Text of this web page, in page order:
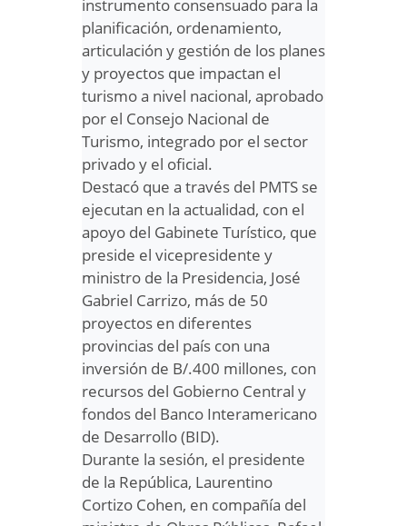
instrumento consensuado para la
planificación, ordenamiento,
articulación y gestión de los planes
y proyectos que impactan el
turismo a nivel nacional, aprobado
por el Consejo Nacional de
Turismo, integrado por el sector
privado y el oficial.
Destacó que a través del PMTS se
ejecutan en la actualidad, con el
apoyo del Gabinete Turístico, que
preside el vicepresidente y
ministro de la Presidencia, José
Gabriel Carrizo, más de 50
proyectos en diferentes
provincias del país con una
inversión de B/.400 millones, con
recursos del Gobierno Central y
fondos del Banco Interamericano
de Desarrollo (BID).
Durante la sesión, el presidente
de la República, Laurentino
Cortizo Cohen, en compañía del